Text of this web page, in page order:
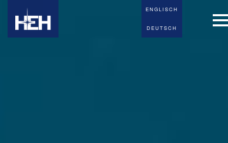
ENGLISCH
DEUTSCH
ENGLISCH
DEUTSCH